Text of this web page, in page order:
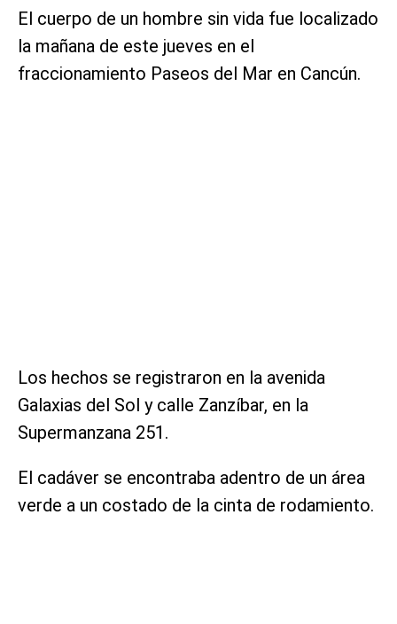
El cuerpo de un hombre sin vida fue localizado
la mañana de este jueves en el
fraccionamiento Paseos del Mar en Cancún.
Los hechos se registraron en la avenida
Galaxias del Sol y calle Zanzíbar, en la
Supermanzana 251.
El cadáver se encontraba adentro de un área
verde a un costado de la cinta de rodamiento.